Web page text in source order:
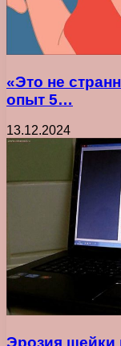
«Это не
опыт 5…
13.12.2024
Эрозия